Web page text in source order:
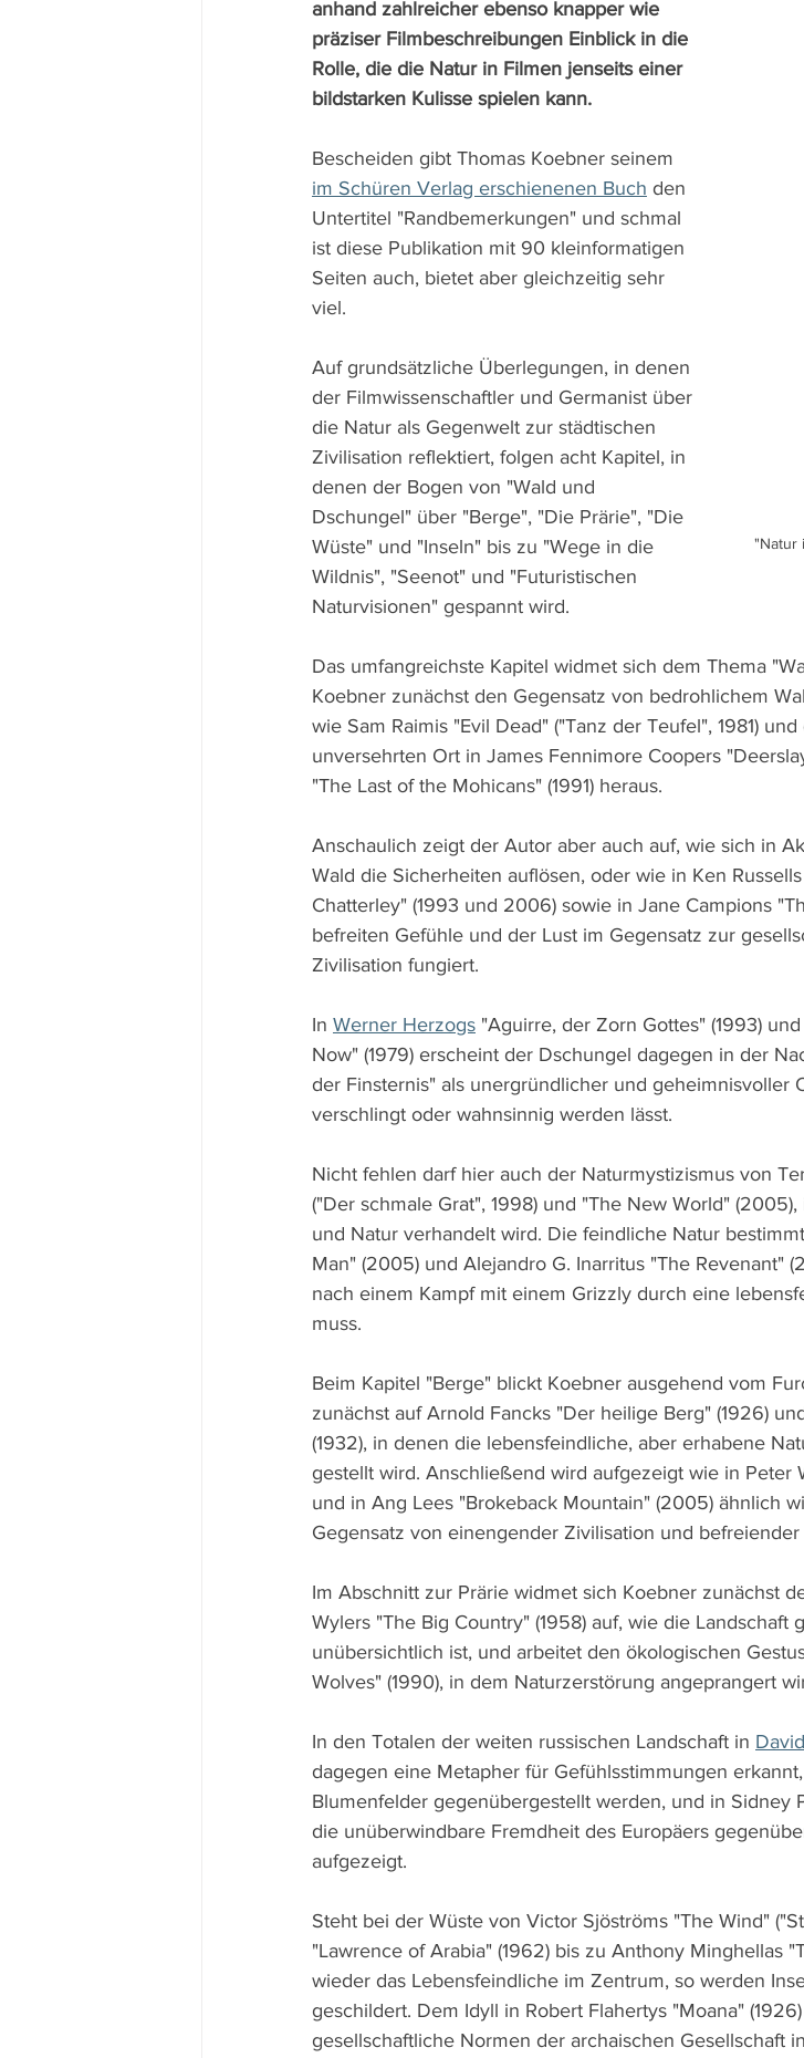
"Natur
anhand zahlreicher ebenso knapper wie
präziser Filmbeschreibungen Einblick in die
Rolle, die die Natur in Filmen jenseits einer
bildstarken Kulisse spielen kann.
Bescheiden gibt Thomas Koebner seinem
im Schüren Verlag erschienenen Buch den
Untertitel "Randbemerkungen" und schmal
ist diese Publikation mit 90 kleinformatigen
Seiten auch, bietet aber gleichzeitig sehr
viel.
Auf grundsätzliche Überlegungen, in denen
der Filmwissenschaftler und Germanist über
die Natur als Gegenwelt zur städtischen
Zivilisation reflektiert, folgen acht Kapitel, in
denen der Bogen von "Wald und
Dschungel" über "Berge", "Die Prärie", "Die
Wüste" und "Inseln" bis zu "Wege in die
Wildnis", "Seenot" und "Futuristischen
Naturvisionen" gespannt wird.
Das umfangreichste Kapitel widmet sich dem Thema
Koebner zunächst den Gegensatz von bedrohlichem
wie Sam Raimis "Evil Dead" ("Tanz der Teufel", 1981)
unversehrten Ort in James Fennimore Coopers
"The Last of the Mohicans" (1991) heraus.
Anschaulich zeigt der Autor aber auch auf, wie sich in
Wald die Sicherheiten auflösen, oder wie in Ken
Chatterley" (1993 und 2006) sowie in Jane Campions
befreiten Gefühle und der Lust im Gegensatz zur
Zivilisation fungiert.
In Werner Herzogs "Aguirre, der Zorn Gottes" (1993) und
Now" (1979) erscheint der Dschungel dagegen in der
der Finsternis" als unergründlicher und geheimnisvoller
verschlingt oder wahnsinnig werden lässt.
Nicht fehlen darf hier auch der Naturmystizismus von
("Der schmale Grat", 1998) und "The New World"
und Natur verhandelt wird. Die feindliche Natur
Man" (2005) und Alejandro G. Inarritus "The Revenant"
nach einem Kampf mit einem Grizzly durch eine
muss.
Beim Kapitel "Berge" blickt Koebner ausgehend vom
zunächst auf Arnold Fancks "Der heilige Berg" (1926)
(1932), in denen die lebensfeindliche, aber erhabene
gestellt wird. Anschließend wird aufgezeigt wie in Peter
und in Ang Lees "Brokeback Mountain" (2005) ähnlich
Gegensatz von einengender Zivilisation und
Im Abschnitt zur Prärie widmet sich Koebner zunächst
Wylers "The Big Country" (1958) auf, wie die Landschaft
unübersichtlich ist, und arbeitet den ökologischen
Wolves" (1990), in dem Naturzerstörung angeprangert
In den Totalen der weiten russischen Landschaft in
dagegen eine Metapher für Gefühlsstimmungen
Blumenfelder gegenübergestellt werden, und in Sidney
die unüberwindbare Fremdheit des Europäers
aufgezeigt.
Steht bei der Wüste von Victor Sjöströms "The Wind"
"Lawrence of Arabia" (1962) bis zu Anthony Minghellas
wieder das Lebensfeindliche im Zentrum, so werden
geschildert. Dem Idyll in Robert Flahertys "Moana"
gesellschaftliche Normen der archaischen Gesellschaft in